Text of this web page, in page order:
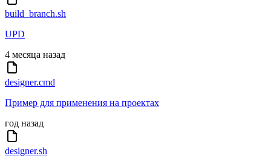
build_branch.sh
UPD
4 месяца назад
designer.cmd
Пример для применения на проектах
год назад
designer.sh